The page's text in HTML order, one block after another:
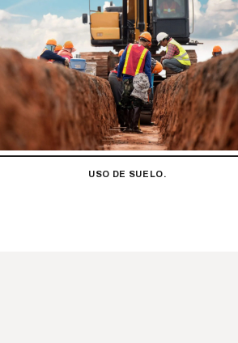
USO DE SUELO.